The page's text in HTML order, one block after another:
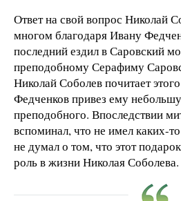
Ответ на свой вопрос Николай
многом благодаря Ивану
последний ездил в Саровский
преподобному Серафиму
Николай Соболев почитает
Федченков привез ему
преподобного. Впоследствии
вспоминал, что не имел каких-
не думал о том, что этот
роль в жизни Николая Соболева.